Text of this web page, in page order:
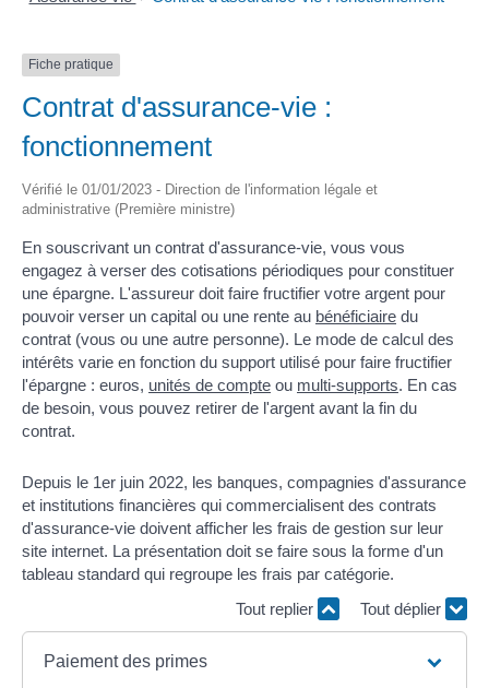
Fiche pratique
Contrat d'assurance-vie :
fonctionnement
Vérifié le 01/01/2023 - Direction de l'information légale et
administrative (Première ministre)
En souscrivant un contrat d'assurance-vie, vous vous
engagez à verser des cotisations périodiques pour constituer
une épargne. L'assureur doit faire fructifier votre argent pour
pouvoir verser un capital ou une rente au bénéficiaire du
contrat (vous ou une autre personne). Le mode de calcul des
intérêts varie en fonction du support utilisé pour faire fructifier
l'épargne : euros, unités de compte ou multi-supports. En cas
de besoin, vous pouvez retirer de l'argent avant la fin du
contrat.
Depuis le 1er juin 2022, les banques, compagnies d'assurance
et institutions financières qui commercialisent des contrats
d'assurance-vie doivent afficher les frais de gestion sur leur
site internet. La présentation doit se faire sous la forme d'un
tableau standard qui regroupe les frais par catégorie.
Tout replier
Tout déplier
Paiement des primes